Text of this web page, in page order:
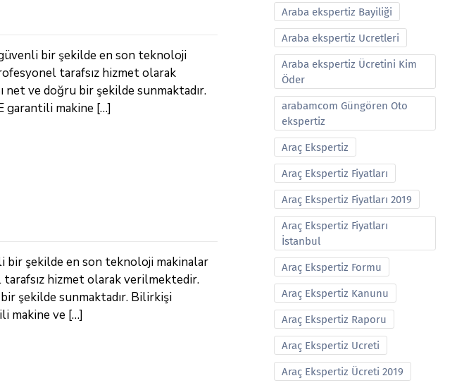
bir şekilde en son teknoloji
tarafsız hizmet olarak
net ve doğru bir şekilde sunmaktadır.
garantili makine […]
bir şekilde en son teknoloji makinalar
hizmet olarak verilmektedir.
şekilde sunmaktadır. Bilirkişi
makine ve […]
Araba ekspertiz Bayiliği
Araba ekspertiz Ucretleri
Araba ekspertiz Ücretini Kim
Öder
arabamcom Güngören Oto
ekspertiz
Araç Ekspertiz
Araç Ekspertiz Fiyatları
Araç Ekspertiz Fiyatları 2019
Araç Ekspertiz Fiyatları
İstanbul
Araç Ekspertiz Formu
Araç Ekspertiz Kanunu
Araç Ekspertiz Raporu
Araç Ekspertiz Ucreti
Araç Ekspertiz Ücreti 2019